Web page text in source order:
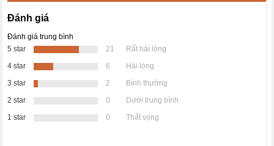
Đánh giá
Đánh giá trung bình
5 star
21
Rất hài lòng
4 star
6
Hài lòng
3 star
2
Bình thường
2 star
0
Dưới trung bình
1 star
0 Thất vọng